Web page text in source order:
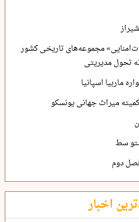
مجموعه‌های تاریخی کشور
تحول مدیریتی
ماربیا اسپانیا
میراث جهانی یونسکو
سط
دوم
اخبار